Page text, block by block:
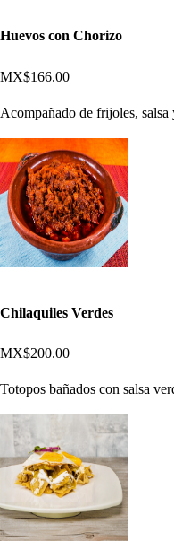
Huevos con Chorizo
MX$166.00
Acompañado de frijoles, salsa
Chilaquiles Verdes
MX$200.00
Totopos bañados con salsa